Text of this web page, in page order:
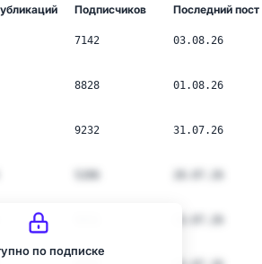
Подписчиков
Последний пост
7142 03.08.26
8828 01.08.26
9232 31.07.26
по подписке